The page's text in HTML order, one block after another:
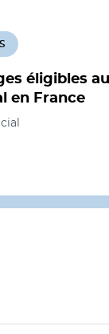
éligibles au
en France